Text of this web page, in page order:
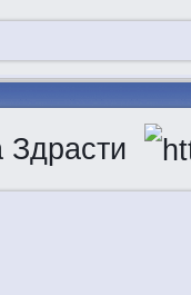
Здрасти